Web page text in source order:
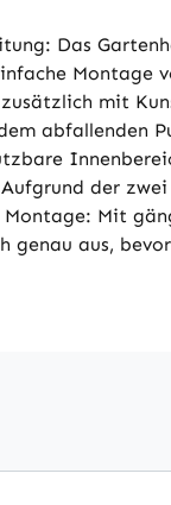
Das
Montage
mit
abfallenden
der
Montage: Mit
genau aus,